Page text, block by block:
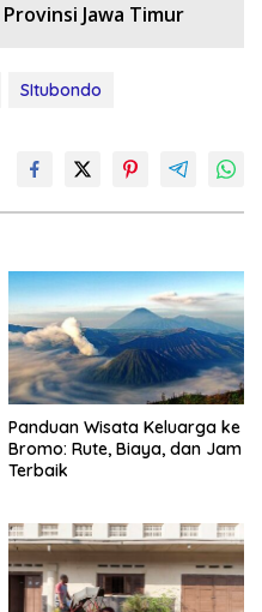
Jawa Timur
SItubondo
Panduan Wisata Keluarga ke
Bromo: Rute, Biaya, dan Jam
Terbaik